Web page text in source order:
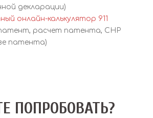
декларации)
онлайн-калькулятор 911
расчет патента, СНР
патента)
ПОПРОБОВАТЬ?